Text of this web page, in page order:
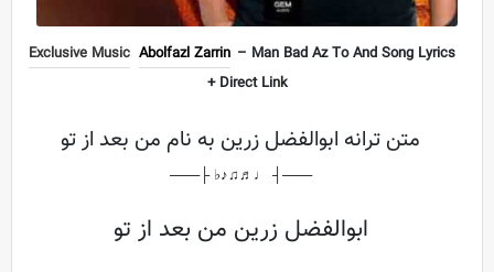
Exclusive Music Abolfazl Zarrin – Man Bad Az To And Song Lyrics
+ Direct Link
متن ترانه ابوالفضل زرین به نام من بعد از تو
───┤ ♩♬♫♪♭ ├───
ابوالفضل زرین من بعد از تو